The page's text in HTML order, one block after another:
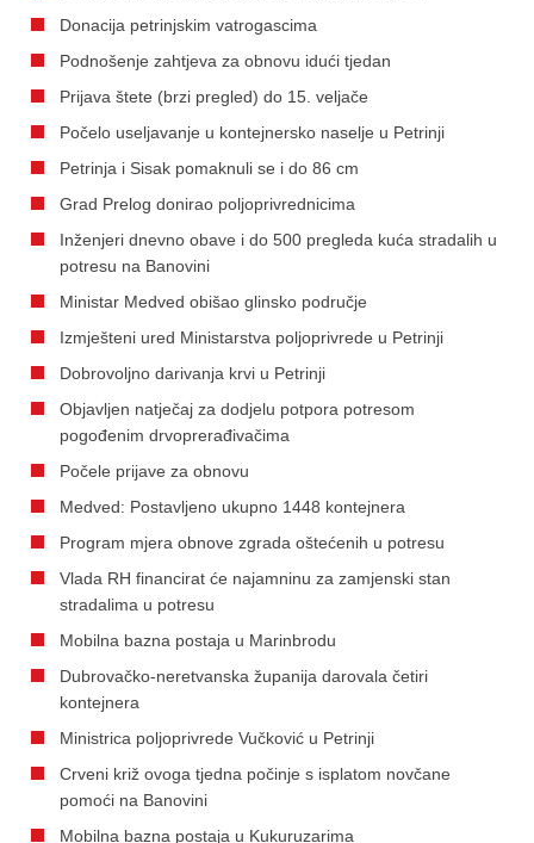
Donacija petrinjskim vatrogascima
Podnošenje zahtjeva za obnovu idući tjedan
Prijava štete (brzi pregled) do 15. veljače
Počelo useljavanje u kontejnersko naselje u Petrinji
Petrinja i Sisak pomaknuli se i do 86 cm
Grad Prelog donirao poljoprivrednicima
Inženjeri dnevno obave i do 500 pregleda kuća stradalih u
potresu na Banovini
Ministar Medved obišao glinsko područje
Izmješteni ured Ministarstva poljoprivrede u Petrinji
Dobrovoljno darivanja krvi u Petrinji
Objavljen natječaj za dodjelu potpora potresom
pogođenim drvoprerađivačima
Počele prijave za obnovu
Medved: Postavljeno ukupno 1448 kontejnera
Program mjera obnove zgrada oštećenih u potresu
Vlada RH financirat će najamninu za zamjenski stan
stradalima u potresu
Mobilna bazna postaja u Marinbrodu
Dubrovačko-neretvanska županija darovala četiri
kontejnera
Ministrica poljoprivrede Vučković u Petrinji
Crveni križ ovoga tjedna počinje s isplatom novčane
pomoći na Banovini
Mobilna bazna postaja u Kukuruzarima